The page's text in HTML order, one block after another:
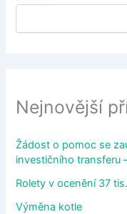
Nejnovější
Žádost o pomoc se
investičního transferu
Rolety v ocenění 37
Výměna kotle